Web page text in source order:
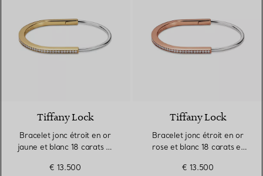
Tiffany Lock
Bracelet jonc étroit en or
jaune et blanc 18 carats et
cercle
€ 13.500
Tiffany Lock
Bracelet jonc étroit en or
rose et blanc 18 carats et
cercle
€ 13.500